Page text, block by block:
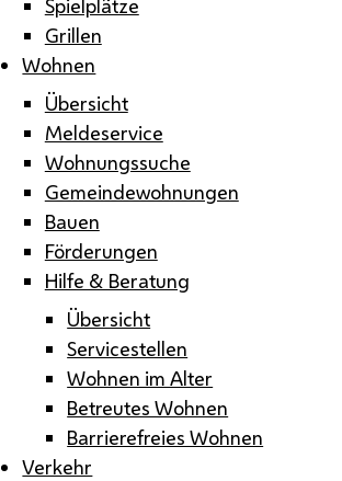
Grillen
Wohnen
Übersicht
Meldeservice
Wohnungssuche
Gemeindewohnungen
Bauen
Förderungen
Hilfe & Beratung
Übersicht
Servicestellen
Wohnen im Alter
Betreutes Wohnen
Barrierefreies Wohnen
Verkehr